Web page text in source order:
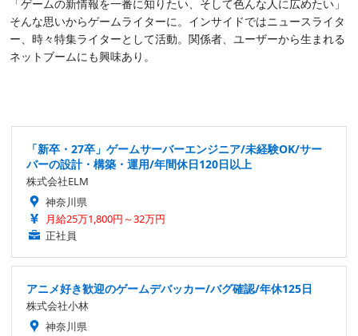
「ゲームの新情報を一番に知りたい、そして色んな人に広めたい」
そんな思いからゲームライターに。インサイドではニュースライタ
ー、時々特集ライターとして活動。関係者、ユーザーから生まれる
ネットブームにも興味あり。
「新卒・27卒」ゲームサーバーエンジニア/未経験OK/サー
バーの設計・構築・運用/年間休日120日以上
株式会社ELM
神奈川県
月給25万1,800円～32万円
正社員
アニメ好き歓迎のゲームデバッカー/バグ確認/年休125日
株式会社小林
神奈川県